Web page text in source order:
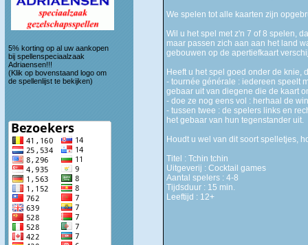
5% korting op al uw aankopen
bij spellenspeciaalzaak
Adriaensen!!!
(Klik op bovenstaand logo om
de spellenlijst te bekijken)
We spelen tot alle kaarten zijn
Wil u het spel met z'n 7 of 8 spelen,
maar passen zich aan aan het land
gebouwen op de apertiefkaart
Heeft u het spel goed onder de knie,
- tournée générale : iedereen speelt
gebaar uit van diegene die de kaart
- doe ze nog eens vol : herhaal de
- tussen twee : de spelers links en
het gebaar van hun tegenstander uit.
Houdt u wel van dit soort spelletjes,
Titel : Tchin tchin
Uitgeverij : Cocktail games
Aantal spelers : 4-8
Tijdsduur : 15 min.
Leeftijd : 12+